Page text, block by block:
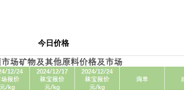
今日价格